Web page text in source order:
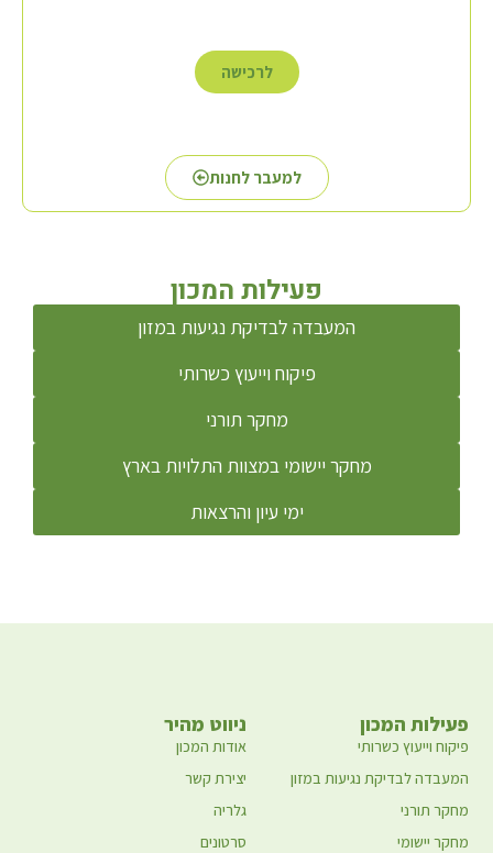
לרכישה
למעבר לחנות
פעילות המכון
המעבדה לבדיקת נגיעות במזון
פיקוח וייעוץ כשרותי
מחקר תורני
מחקר יישומי במצוות התלויות בארץ
ימי עיון והרצאות
ניווט מהיר
אודות המכון
יצירת קשר
גלריה
סרטונים
פעילות המכון
פיקוח וייעוץ כשרותי
המעבדה לבדיקת נגיעות במזון
מחקר תורני
מחקר יישומי